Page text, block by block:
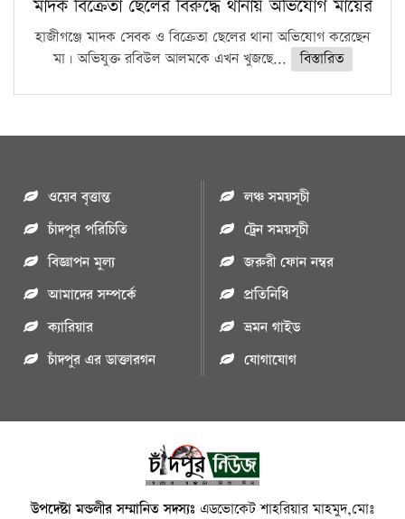
মাদক বিক্রেতা ছেলের বিরুদ্ধে থানায় অভিযোগ মায়ের
হাজীগঞ্জে মাদক সেবক ও বিক্রেতা ছেলের থানা অভিযোগ করেছেন
মা। অভিযুক্ত রবিউল আলমকে এখন খুজছে...
বিস্তারিত
ওয়েব বৃত্তান্ত
চাঁদপুর পরিচিতি
বিজ্ঞাপন মুল্য
আমাদের সম্পর্কে
ক্যারিয়ার
চাঁদপুর এর ডাক্তারগন
লঞ্চ সময়সূচী
ট্রেন সময়সূচী
জরুরী ফোন নম্বর
প্রতিনিধি
ভ্রমন গাইড
যোগাযোগ
উপদেষ্টা মন্ডলীর সম্মানিত সদস্যঃ এডভোকেট শাহরিয়ার মাহমুদ,মোঃ